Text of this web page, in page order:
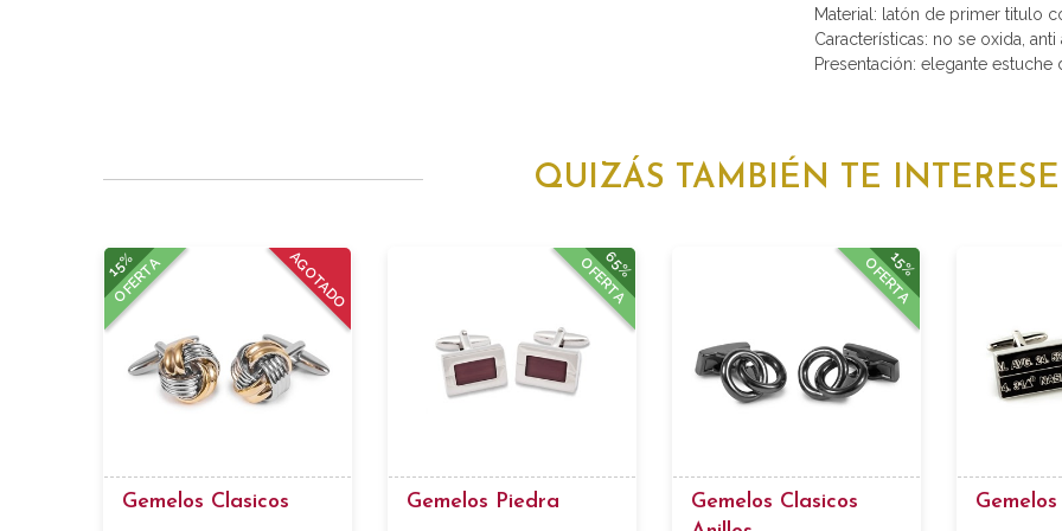
Material: latón de primer titulo
Características: no se oxida,
Presentación: elegante estuche
QUIZÁS TAMBIÉN TE INTERESE
AGOTADO
15%
OFERTA
Gemelos Clasicos
65%
OFERTA
Gemelos Piedra
15%
OFERTA
Gemelos Clasicos